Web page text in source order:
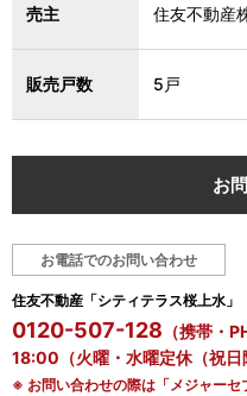
売主 住友不動産
販売戸数 5戸
お
お電話でのお問い合わせ
住友不動産「シティテラス桜上水」
0120-507-128 （携帯・
18:00（火曜・水曜定休（祝日
※ お問い合わせの際は「メジャーセ